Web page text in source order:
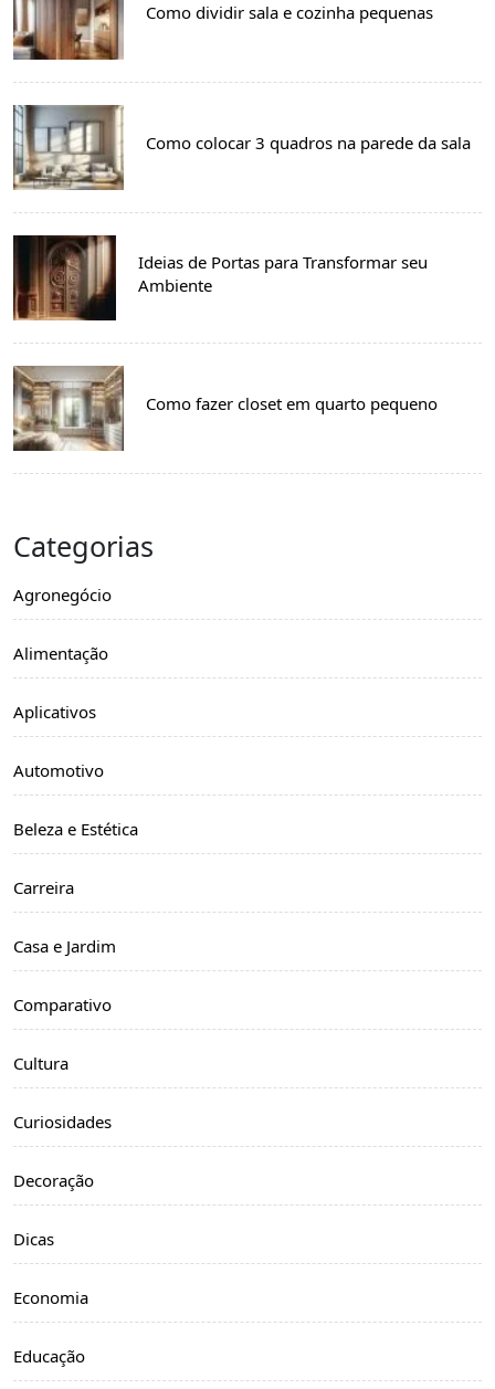
Como dividir sala e cozinha pequenas
Como colocar 3 quadros na parede da sala
Ideias de Portas para Transformar seu
Ambiente
Como fazer closet em quarto pequeno
Categorias
Agronegócio
Alimentação
Aplicativos
Automotivo
Beleza e Estética
Carreira
Casa e Jardim
Comparativo
Cultura
Curiosidades
Decoração
Dicas
Economia
Educação